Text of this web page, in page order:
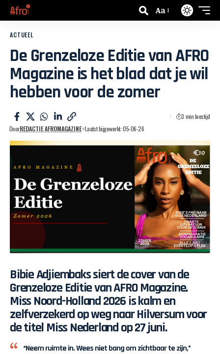
Aa
ACTUEEL
De Grenzeloze Editie van AFRO
Magazine is het blad dat je wil
hebben voor de zomer
DoorREDACTIE AFROMAGAZINE Laatst bijgewerkt: 05-06-26
3 min leestijd
Bibie Adjiembaks siert de cover van de
Grenzeloze Editie van AFRO Magazine.
Miss Noord-Holland 2026 is kalm en
zelfverzekerd op weg naar Hilversum voor
de titel Miss Nederland op 27 juni.
“Neem ruimte in. Wees niet bang om zichtbaar te zijn,”